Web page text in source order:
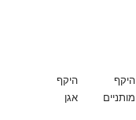
היקף
מותניים
היקף
אגן